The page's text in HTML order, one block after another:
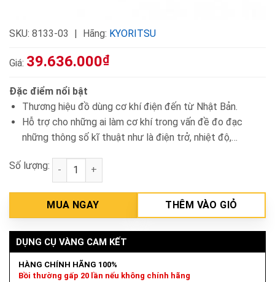
SKU: 8133-03 Hãng: KYORITSU
Giá: 39.636.000₫
Đặc điểm nổi bật
Thương hiệu đồ dùng cơ khí điện đến từ Nhật Bản.
Hỗ trợ cho những ai làm cơ khí trong vấn đề đo đạc
những thông số kĩ thuật như là điện trở, nhiệt độ,…
Số lượng: Bộ kìm kẹp đo dòng điện (3000A, Ø170mm, 3 kìm
MUA NGAY THÊM VÀO GIỎ
DỤNG CỤ VÀNG CAM KẾT
HÀNG CHÍNH HÃNG 100%
Bồi thường gấp 20 lần nếu không chính hãng